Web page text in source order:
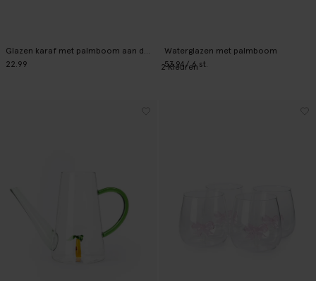
Glazen karaf met palmboom aan de binnenkant
22.99
Waterglazen met palmboom
53.94/ 6 st.
2Kleuren